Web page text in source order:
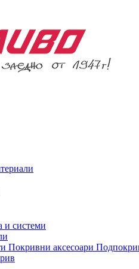
и системи
Покривни аксесоари